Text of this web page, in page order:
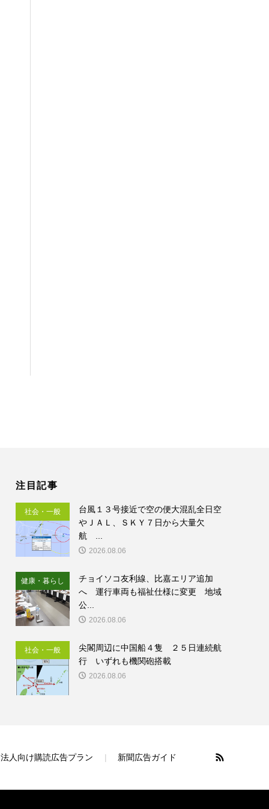
注目記事
社会・一般
台風１３号接近で空の便大混乱全日空
やＪＡＬ、ＳＫＹ７日から大量欠
航 ...
2026.08.06
健康・暮らし
チョイソコ友利線、比嘉エリア追加
へ 運行車両も福祉仕様に変更 地域
公...
2026.08.06
社会・一般
尖閣周辺に中国船４隻 ２５日連続航
行 いずれも機関砲搭載
2026.08.06
法人向け購読広告プラン 新聞広告ガイド